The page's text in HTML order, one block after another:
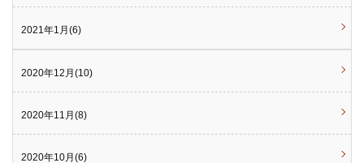
2021年1月(6)
2020年12月(10)
2020年11月(8)
2020年10月(6)